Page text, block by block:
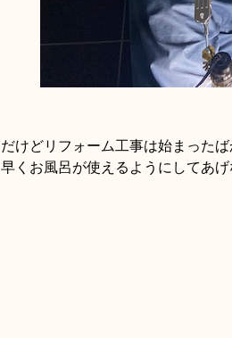
だけどリフォーム工事は始まったば
早くお風呂が使えるようにしてあげ